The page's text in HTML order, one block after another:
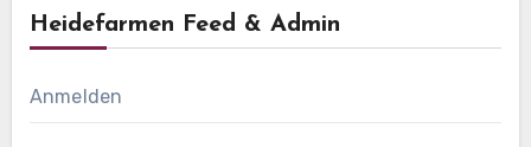
Heidefarmen Feed & Admin
Anmelden